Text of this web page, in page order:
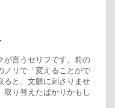
が言うセリフです。前の
ノリで「変えることがで
ると、文脈に刺さりませ
取り替えたばかりかもし